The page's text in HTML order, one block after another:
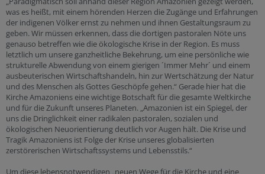
was es heißt, mit einem hörenden Herzen die Zugänge und Erfahrungen
der indigenen Völker ernst zu nehmen und ihnen Gestaltungsraum zu
geben. Wir müssen erkennen, dass die dortigen pastoralen Nöte uns
genauso betreffen wie die ökologische Krise in der Region. Es muss
letztlich um unsere ganzheitliche Bekehrung, um eine persönliche wie
strukturelle Abwendung von einem gierigen ´Immer Mehr´ und einem
ausbeuterischen Wirtschaftshandeln, hin zur Wertschätzung der Natur
und des Menschen als Gottes Geschöpfe gehen.“ Gerade hier hat die
Kirche Amazoniens eine wichtige Botschaft für die gesamte Weltkirche
und für die Zukunft unseres Planeten. „Amazonien ist ein Spiegel, der
uns die Dringlichkeit einer radikalen pastoralen, sozialen und
ökologischen Neuorientierung deutlich vor Augen hält. Die Krise und
Tragik Amazoniens ist Folge der Krise unseres globalisierten
zerstörerischen Wirtschaftssystems und Lebensstils.“
Um diese lebensnotwendigen „neuen Wege für die Kirche und eine